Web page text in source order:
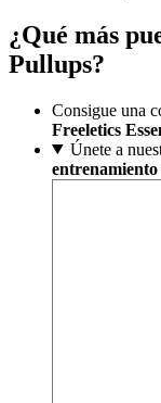
¿Qué más
Pullups?
Consigue una
Freeletics
Únete a